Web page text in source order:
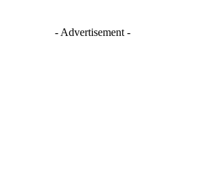
- Advertisement -